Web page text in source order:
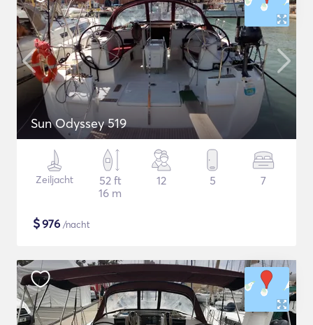
Sun Odyssey 519
Zeiljacht
52 ft
16 m
12 5 7
$976 /nacht